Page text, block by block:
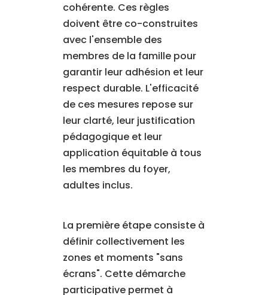
cohérente. Ces règles
doivent être co-construites
avec l'ensemble des
membres de la famille pour
garantir leur adhésion et leur
respect durable. L'efficacité
de ces mesures repose sur
leur clarté, leur justification
pédagogique et leur
application équitable à tous
les membres du foyer,
adultes inclus.
La première étape consiste à
définir collectivement les
zones et moments "sans
écrans". Cette démarche
participative permet à